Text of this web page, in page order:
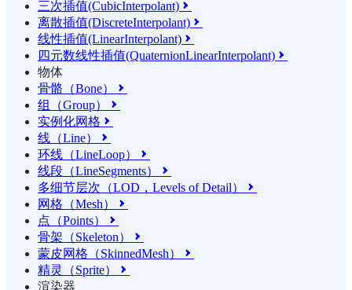
三次插值(CubicInterpolant) 
离散插值(DiscreteInterpolant) 
线性插值(LinearInterpolant) 
四元数线性插值(QuaternionLinearInterpolant) 
物体
骨骼（Bone）

组（Group） 
实例化网格 
线（Line） 
环线（LineLoop） 
线段（LineSegments） 
多细节层次（LOD，Levels of Detail） 
网格（Mesh） 
点（Points） 
骨架（Skeleton） 
蒙皮网格（SkinnedMesh） 
精灵（Sprite） 
渲染器